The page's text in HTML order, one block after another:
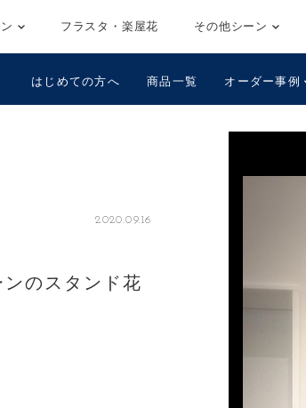
フラスタ・楽屋花 その他シーン
はじめての方へ 商品一覧 オーダー事例
2020.09.16
のスタンド花